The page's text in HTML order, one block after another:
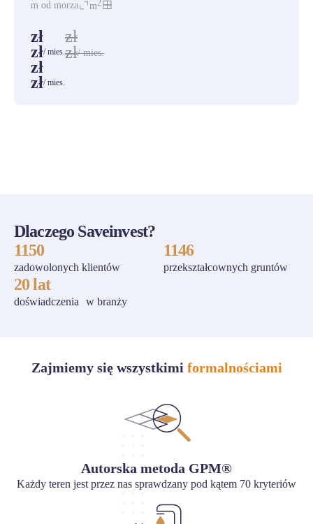
m od morza m2
zł
zł/ mies.
zł
zł/ mies.
zł
zł/ mies.
Dlaczego Saveinvest?
1150
zadowolonych klientów
1146
przekształcownych gruntów
20 lat
doświadczenia w branży
Zajmiemy się wszystkimi formalnościami
Autorska metoda GPM®
Każdy teren jest przez nas sprawdzany pod kątem 70 kryteriów